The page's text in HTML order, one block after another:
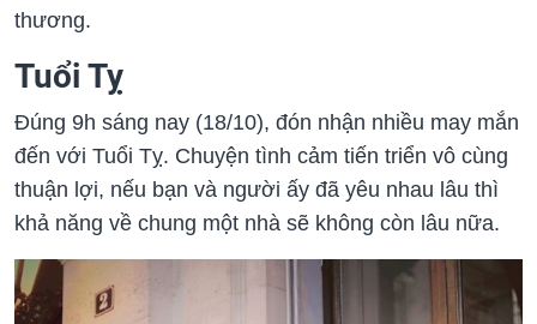
thương.
Tuổi Tỵ
Đúng 9h sáng nay (18/10), đón nhận nhiều may mắn
đến với Tuổi Tỵ. Chuyện tình cảm tiến triển vô cùng
thuận lợi, nếu bạn và người ấy đã yêu nhau lâu thì
khả năng về chung một nhà sẽ không còn lâu nữa.